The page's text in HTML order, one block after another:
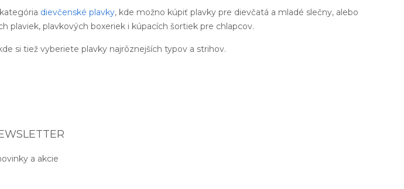
dievčenské plavky, kde možno kúpiť plavky pre dievčatá a mladé slečny, alebo
plaviek, plavkových boxeriek i kúpacích šortiek pre chlapcov.
si tiež vyberiete plavky najrôznejších typov a strihov.
a akcie